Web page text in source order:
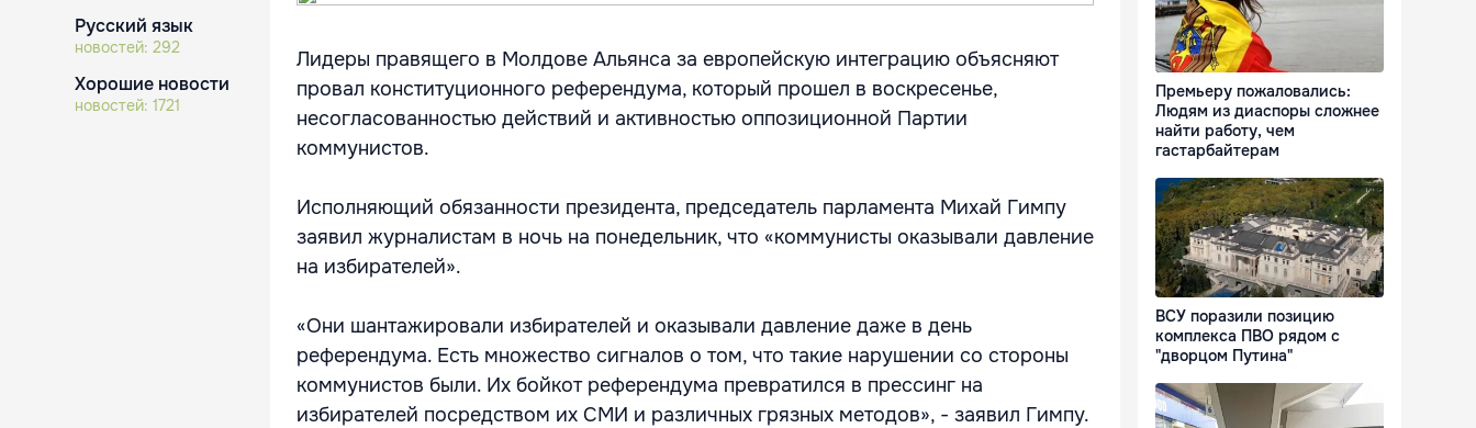
Русский язык
новостей: 292
Хорошие новости
новостей: 1721
Лидеры правящего в Молдове Альянса за европейскую интеграцию объясняют
провал конституционного референдума, который прошел в воскресенье,
несогласованностью действий и активностью оппозиционной Партии
коммунистов.
Исполняющий обязанности президента, председатель парламента Михай Гимпу
заявил журналистам в ночь на понедельник, что «коммунисты оказывали давление
на избирателей».
«Они шантажировали избирателей и оказывали давление даже в день
референдума. Есть множество сигналов о том, что такие нарушении со стороны
коммунистов были. Их бойкот референдума превратился в прессинг на
избирателей посредством их СМИ и различных грязных методов», - заявил Гимпу.
Премьеру пожаловались:
Людям из диаспоры сложнее
найти работу, чем
гастарбайтерам
ВСУ поразили позицию
комплекса ПВО рядом с
"дворцом Путина"